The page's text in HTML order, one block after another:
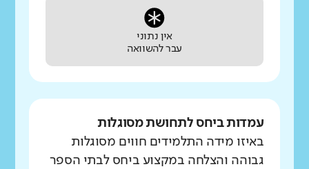
אין נתוני
עבר להשוואה
עמדות ביחס לתחושת מסוגלות
באיזו מידה התלמידים חווים מסוגלות
גבוהה והצלחה במקצוע ביחס לבתי הספר